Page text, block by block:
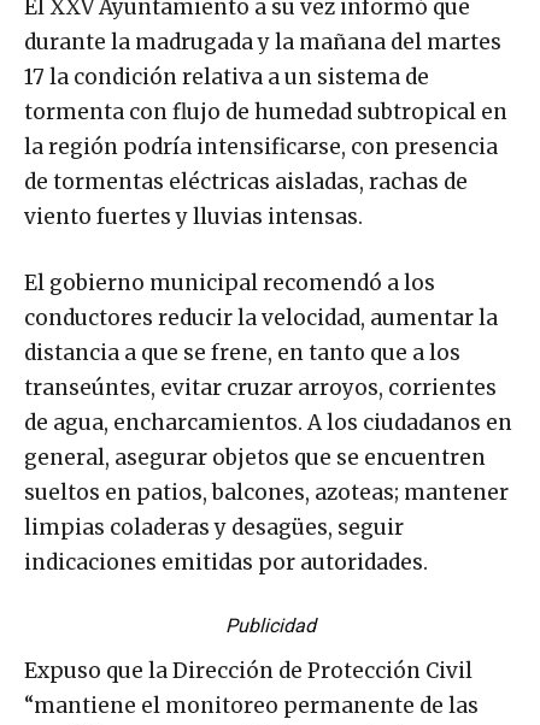
El XXV Ayuntamiento a su vez informó que
durante la madrugada y la mañana del martes
17 la condición relativa a un sistema de
tormenta con flujo de humedad subtropical en
la región podría intensificarse, con presencia
de tormentas eléctricas aisladas, rachas de
viento fuertes y lluvias intensas.
El gobierno municipal recomendó a los
conductores reducir la velocidad, aumentar la
distancia a que se frene, en tanto que a los
transeúntes, evitar cruzar arroyos, corrientes
de agua, encharcamientos. A los ciudadanos en
general, asegurar objetos que se encuentren
sueltos en patios, balcones, azoteas; mantener
limpias coladeras y desagües, seguir
indicaciones emitidas por autoridades.
Publicidad
Expuso que la Dirección de Protección Civil
“mantiene el monitoreo permanente de las